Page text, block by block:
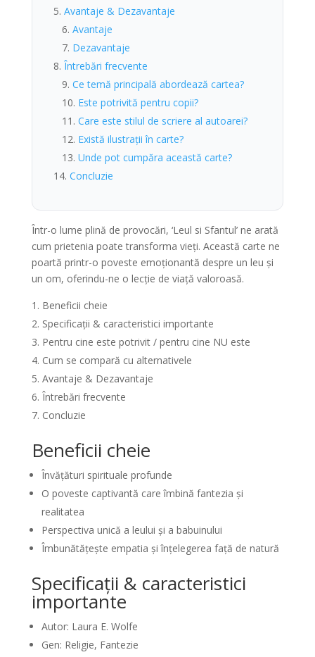
Avantaje & Dezavantaje
Avantaje
Dezavantaje
Întrebări frecvente
Ce temă principală abordează cartea?
Este potrivită pentru copii?
Care este stilul de scriere al autoarei?
Există ilustrații în carte?
Unde pot cumpăra această carte?
Concluzie
Într-o lume plină de provocări, ‘Leul si Sfantul’ ne arată
cum prietenia poate transforma vieți. Această carte ne
poartă printr-o poveste emoționantă despre un leu și
un om, oferindu-ne o lecție de viață valoroasă.
Beneficii cheie
Specificații & caracteristici importante
Pentru cine este potrivit / pentru cine NU este
Cum se compară cu alternativele
Avantaje & Dezavantaje
Întrebări frecvente
Concluzie
Beneficii cheie
Învățături spirituale profunde
O poveste captivantă care îmbină fantezia și
realitatea
Perspectiva unică a leului și a babuinului
Îmbunătățește empatia și înțelegerea față de natură
Specificații & caracteristici
importante
Autor: Laura E. Wolfe
Gen: Religie, Fantezie